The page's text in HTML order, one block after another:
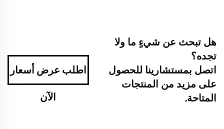
هل تبحث عن شيءٍ ما ولا
تجده؟
اتصل بمستشارينا للحصول
على مزيد من المنتجات
المتاحة.
اطلب عرض أسعار
الآن